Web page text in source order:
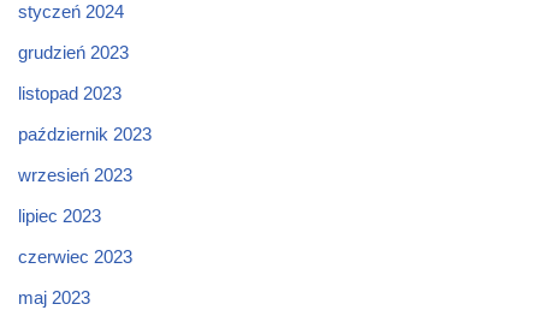
styczeń 2024
grudzień 2023
listopad 2023
październik 2023
wrzesień 2023
lipiec 2023
czerwiec 2023
maj 2023